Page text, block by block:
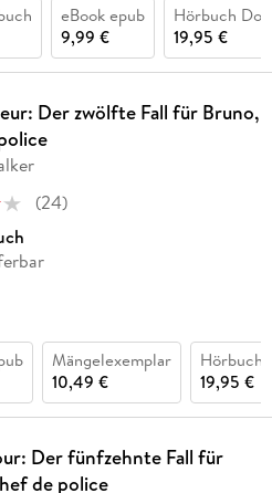
eBook epub
9,99 €
Hörbuch
19,95 €
Der zwölfte Fall für Bruno,
(24)
Mängelexemplar
10,49 €
Hörbuch
19,95 €
Der fünfzehnte Fall für
de police